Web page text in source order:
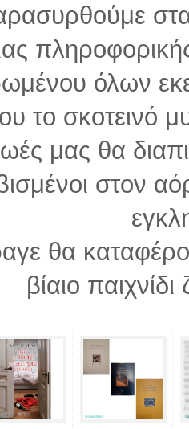
όλων
το σκοτεινό
μας θα
στον
θα
βίαιο